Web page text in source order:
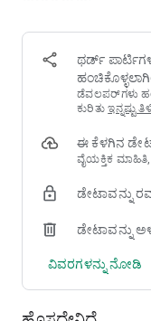
ಥರ್ಡ್
ಡೆವಲಪರ್‌ಗಳು
ಕುರಿತುಇನ್ನಷ್ಟು
ಈ ಕೆಳಗಿನ
ವೈಯಕ್ತಿಕ
ಡೇಟಾವನ್ನು
ಡೇಟಾವನ್ನು
ವಿವರಗಳನ್ನು ನೋಡಿ